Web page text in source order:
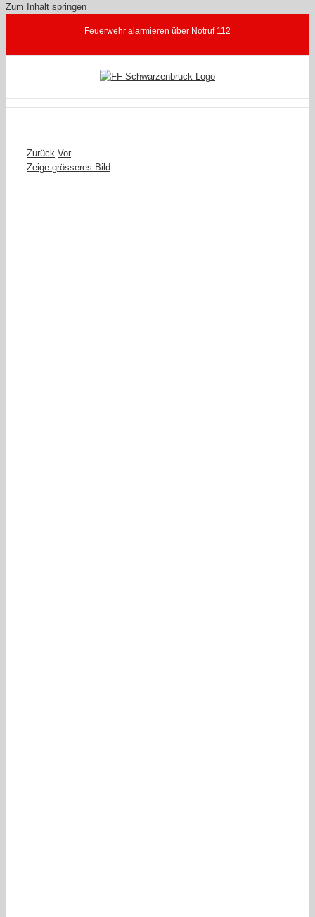
Zum Inhalt springen
Feuerwehr alarmieren über Notruf 112
Zurück Vor
Zeige grösseres Bild